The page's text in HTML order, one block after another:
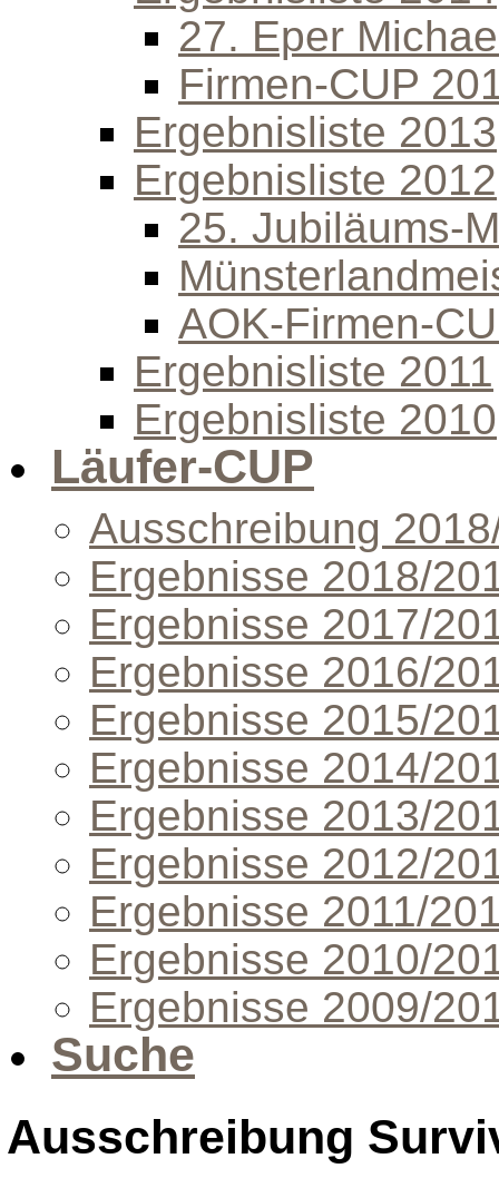
27. Eper
Firmen-CUP
Ergebnisliste 2013
Ergebnisliste 2012
25. Jubiläums-
AOK-Firmen-
Ergebnisliste 2011
Ergebnisliste 2010
Läufer-CUP
Ausschreibung
Ergebnisse 2018/
Ergebnisse 2017/
Ergebnisse 2016/
Ergebnisse 2015/
Ergebnisse 2014/
Ergebnisse 2013/
Ergebnisse 2012/
Ergebnisse 2011/
Ergebnisse 2010/
Ergebnisse 2009/
Suche
Ausschreibung